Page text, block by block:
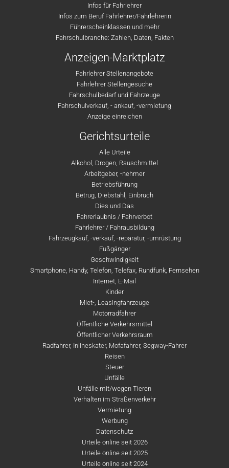
Infos für Fahrlehrer
Infos zum Beruf Fahrlehrer/Fahrlehrerin
Führerscheinklassen und mehr
Fahrschulbranche: Zahlen, Daten, Fakten
Anzeigen-Marktplatz
Fahrlehrer Stellenangebote
Fahrlehrer Stellengesuche
Fahrschulbedarf und Fahrzeuge
Fahrschulverkauf, - ankauf, -vermietung
Anzeige einreichen
Gerichtsurteile
Alle Urteile
Alkohol, Drogen, Rauschmittel
Arbeitgeber, -nehmer
Betriebsführung
Betrug, Diebstahl, Einbruch
Dies und Das
Fahrerlaubnis / Fahrverbot
Fahrlehrer / Fahrausbildung
Fahrzeugkauf, -verkauf, -reparatur, -umrüstung
Fußgänger
Geschwindigkeit
Smartphone, Handy, Telefon, Telefax, Rundfunk, Fernsehen
Internet, E-Mail
Kinder
Miet-, Leasingfahrzeuge
Motorradfahrer
Öffentliche Verkehrsmittel
Öffentlicher Verkehrsraum
Radfahrer, Inlineskater, Mofafahrer, Segway-Fahrer
Reisen
Steuer
Unfälle
Unfälle mit/wegen Tieren
Verhalten im Straßenverkehr
Vermietung
Werbung
Datenschutz
Urteile online seit 2026
Urteile online seit 2025
Urteile online seit 2024